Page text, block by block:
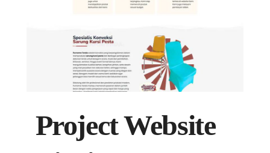
Project Website